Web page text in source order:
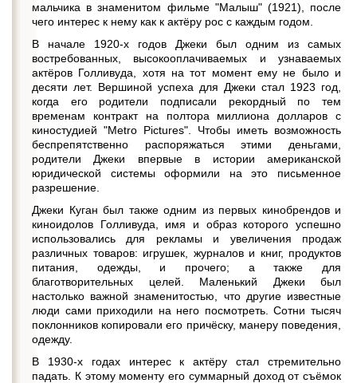
мальчика в знаменитом фильме "Малыш" (1921), после
чего интерес к нему как к актёру рос с каждым годом.
В начале 1920-х годов Джеки был одним из самых
востребованных, высокооплачиваемых и узнаваемых
актёров Голливуда, хотя на тот момент ему не было и
десяти лет. Вершиной успеха для Джеки стал 1923 год,
когда его родители подписали рекордный по тем
временам контракт на полтора миллиона долларов с
киностудией "Metro Pictures". Чтобы иметь возможность
беспрепятственно распоряжаться этими деньгами,
родители Джеки впервые в истории американской
юридической системы оформили на это письменное
разрешение.
Джеки Куган был также одним из первых кинобрендов и
киноидолов Голливуда, имя и образ которого успешно
использовались для рекламы и увеличения продаж
различных товаров: игрушек, журналов и книг, продуктов
питания, одежды, и прочего; а также для
благотворительных целей. Маленький Джеки был
настолько важной знаменитостью, что другие известные
люди сами приходили на него посмотреть. Сотни тысяч
поклонников копировали его причёску, манеру поведения,
одежду.
В 1930-х годах интерес к актёру стал стремительно
падать. К этому моменту его суммарный доход от съёмок